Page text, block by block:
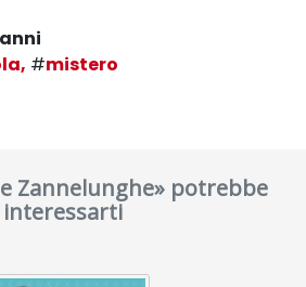
#mistero
Zannelunghe» potrebbe
interessarti